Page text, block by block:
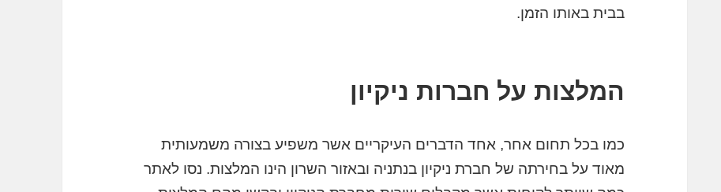
בבית באותו הזמן.
המלצות על חברות ניקיון
כמו בכל תחום אחר, אחד הדברים העיקריים אשר משפיע בצורה משמעותית
מאוד על בחירתה של חברת ניקיון בנתניה ובאזור השרון הינו המלצות. נסו לאתר